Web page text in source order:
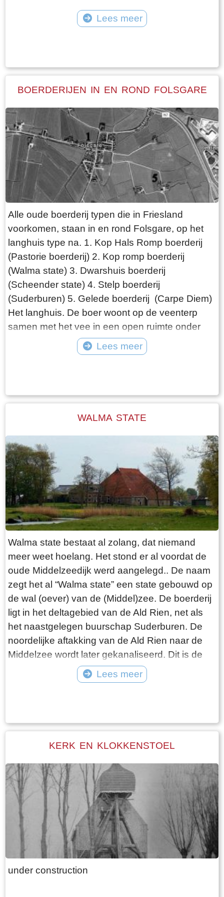
Lees meer
BOERDERIJEN IN EN ROND FOLSGARE
Alle oude boerderij typen die in Friesland
voorkomen, staan in en rond Folsgare, op het
langhuis type na. 1. Kop Hals Romp boerderij
(Pastorie boerderij) 2. Kop romp boerderij
(Walma state) 3. Dwarshuis boerderij
(Scheender state) 4. Stelp boerderij
(Suderburen) 5. Gelede boerderij (Carpe Diem)
Het langhuis. De boer woont op de veenterp
samen met het vee in een open ruimte onder
één dak. De ontwikkeling van de boerderij gaat
de volgende fase in, als de boer gescheiden
lager is dan het voorhuis. Daarachter de schuur,
naast de boerderij in de hooiberg opgeslagen.
Het laatste langhuis met de bijbehorende
hooiberg in Fryslân staat, volledig
gerestaureerd, in het dorp Warten. Het is als
museum ingericht ( bouwjaar 1725)
Lees meer
WALMA STATE
Walma state bestaat al zolang, dat niemand
meer weet hoelang. Het stond er al voordat de
oude Middelzeedijk werd aangelegd.. De naam
zegt het al “Walma state” een state gebouwd op
de wal (oever) van de (Middel)zee. De boerderij
ligt in het deltagebied van de Ald Rien, net als
het naastgelegen buurschap Suderburen. De
noordelijke aftakking van de Ald Rien naar de
Middelzee wordt later gekanaliseerd. Dit is de
Folsgaasteropvaart. Een kreek die hierop uit
komt, is de oude opvaart naar de boerderij. Bij
Walma State is één van de boerderijen op deze
zwanenjacht. Op oude kaarten staat naast de
boerderij nog een wier. In 1511 wordt er nog een
stinsgracht genoemd. Uit het Register van
aanbreng van 1511 blijkt dat Epa Ighaz “eijgen
geërffd” eigenaar is en Albert Hoytes pachtboer
op de grootste boerderij onder Folsgara. De
boerderij omvat dan LXXX (80) ponden land,
waarvan “36 ponden Hooijland, 31 ponden
Lees meer
KERK EN KLOKKENSTOEL
under construction